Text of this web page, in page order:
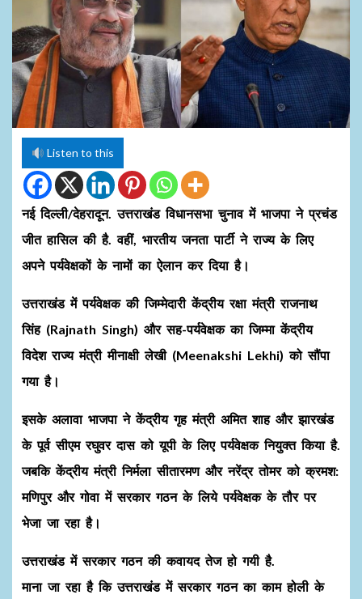
Listen to this
नई दिल्‍ली/देहरादून. उत्तराखंड विधानसभा चुनाव में भाजपा ने प्रचंड
जीत हासिल की है. वहीं, भारतीय जनता पार्टी ने राज्‍य के लिए
अपने पर्यवेक्षकों के नामों का ऐलान कर दिया है।
उत्तराखंड में पर्यवेक्षक की जिम्‍मेदारी केंद्रीय रक्षा मंत्री राजनाथ
सिंह (Rajnath Singh) और सह-पर्यवेक्षक का जिम्‍मा केंद्रीय
विदेश राज्‍य मंत्री मीनाक्षी लेखी (Meenakshi Lekhi) को सौंपा
गया है।
इसके अलावा भाजपा ने केंद्रीय गृह मंत्री अमित शाह और झारखंड
के पूर्व सीएम रघुवर दास को यूपी के लिए पर्यवेक्षक नियुक्त किया है.
जबकि केंद्रीय मंत्री निर्मला सीतारमण और नरेंद्र तोमर को क्रमश:
मणिपुर और गोवा में सरकार गठन के लिये पर्यवेक्षक के तौर पर
भेजा जा रहा है।
उत्तराखंड में सरकार गठन की कवायद तेज हो गयी है.
माना जा रहा है कि उत्तराखंड में सरकार गठन का काम होली के